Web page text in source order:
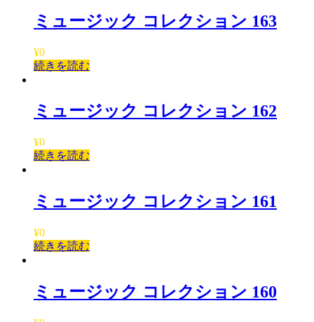
ミュージック コレクション 163
¥0
続きを読む
ミュージック コレクション 162
¥0
続きを読む
ミュージック コレクション 161
¥0
続きを読む
ミュージック コレクション 160